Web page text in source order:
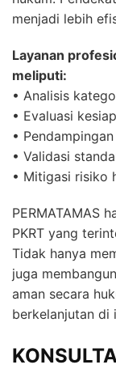
menjadi lebih
Layanan
meliputi:
• Analisis
• Evaluasi
•
• Validasi
• Mitigasi risiko
PERMATAMAS
PKRT yang
Tidak hanya
juga
aman secara
berkelanjutan di